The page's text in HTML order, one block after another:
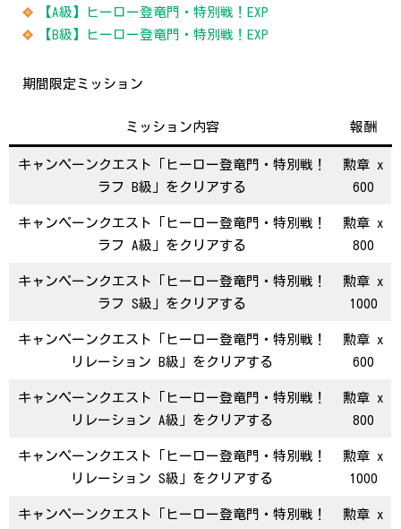
【A級】ヒーロー登竜門・特別戦！EXP
【B級】ヒーロー登竜門・特別戦！EXP
期間限定ミッション
ミッション内容 報酬
キャンペーンクエスト「ヒーロー登竜門・特別戦！
ラフ B級」をクリアする
勲章 x
600
キャンペーンクエスト「ヒーロー登竜門・特別戦！
ラフ A級」をクリアする
勲章 x
800
キャンペーンクエスト「ヒーロー登竜門・特別戦！
ラフ S級」をクリアする
勲章 x
1000
キャンペーンクエスト「ヒーロー登竜門・特別戦！
リレーション B級」をクリアする
勲章 x
600
キャンペーンクエスト「ヒーロー登竜門・特別戦！
リレーション A級」をクリアする
勲章 x
800
キャンペーンクエスト「ヒーロー登竜門・特別戦！
リレーション S級」をクリアする
勲章 x
1000
キャンペーンクエスト「ヒーロー登竜門・特別戦！
勲章 x